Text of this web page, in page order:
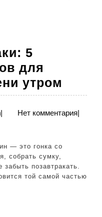
5
для
утром
5
admin
| Нет комментария|
собрать сумку,
позавтракать.
той самой частью